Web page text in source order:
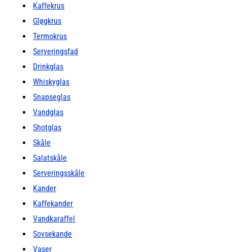
Kaffekrus
Gløgkrus
Termokrus
Serveringsfad
Drinkglas
Whiskyglas
Snapseglas
Vandglas
Shotglas
Skåle
Salatskåle
Serveringsskåle
Kander
Kaffekander
Vandkaraffel
Sovsekande
Vaser